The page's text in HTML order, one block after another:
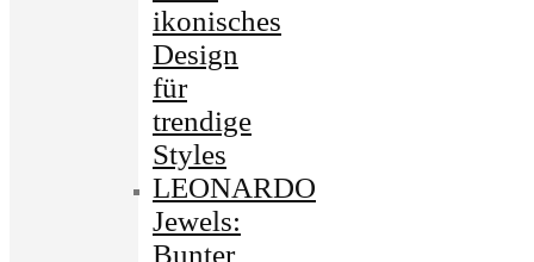
ikonisches
Design
für
trendige
Styles
LEONARDO
Jewels:
Bunter